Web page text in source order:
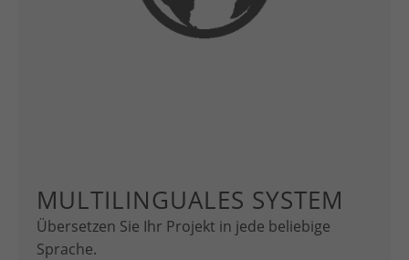
MULTILINGUALES SYSTEM
Übersetzen Sie Ihr Projekt in jede beliebige
Sprache.